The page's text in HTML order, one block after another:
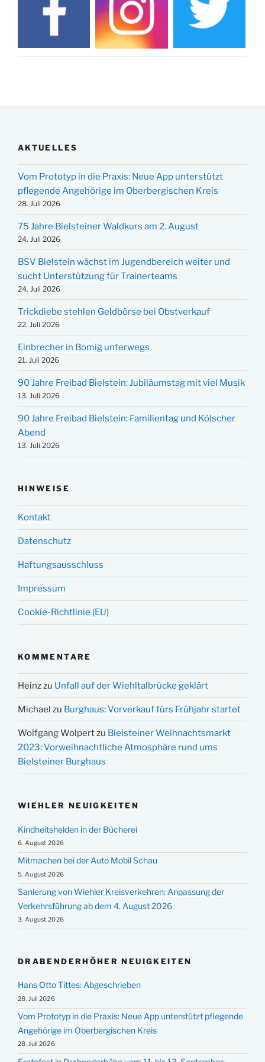
AKTUELLES
Vom Prototyp in die Praxis: Neue App unterstützt
pflegende Angehörige im Oberbergischen Kreis
28. Juli 2026
75 Jahre Bielsteiner Waldkurs am 2. August
24. Juli 2026
BSV Bielstein wächst im Jugendbereich weiter und
sucht Unterstützung für Trainerteams
24. Juli 2026
Trickdiebe stehlen Geldbörse bei Obstverkauf
22. Juli 2026
Einbrecher in Bomig unterwegs
21. Juli 2026
90 Jahre Freibad Bielstein: Jubiläumstag mit viel Musik
13. Juli 2026
90 Jahre Freibad Bielstein: Familientag und Kölscher
Abend
13. Juli 2026
HINWEISE
Kontakt
Datenschutz
Haftungsausschluss
Impressum
Cookie-Richtlinie (EU)
KOMMENTARE
Heinzzu Unfall auf der Wiehltalbrücke geklärt
Michael zu Burghaus: Vorverkauf fürs Frühjahr startet
Wolfgang Wolpertzu Bielsteiner Weihnachtsmarkt
2023: Vorweihnachtliche Atmosphäre rund ums
Bielsteiner Burghaus
WIEHLER NEUIGKEITEN
Kindheitshelden in der Bücherei
6. August 2026
Mitmachen bei der Auto Mobil Schau
5. August 2026
Sanierung von Wiehler Kreisverkehren: Anpassung der
Verkehrsführung ab dem 4. August 2026
3. August 2026
DRABENDERHÖHER NEUIGKEITEN
Hans Otto Tittes: Abgeschrieben
28. Juli 2026
Vom Prototyp in die Praxis: Neue App unterstützt pflegende
Angehörige im Oberbergischen Kreis
28. Juli 2026